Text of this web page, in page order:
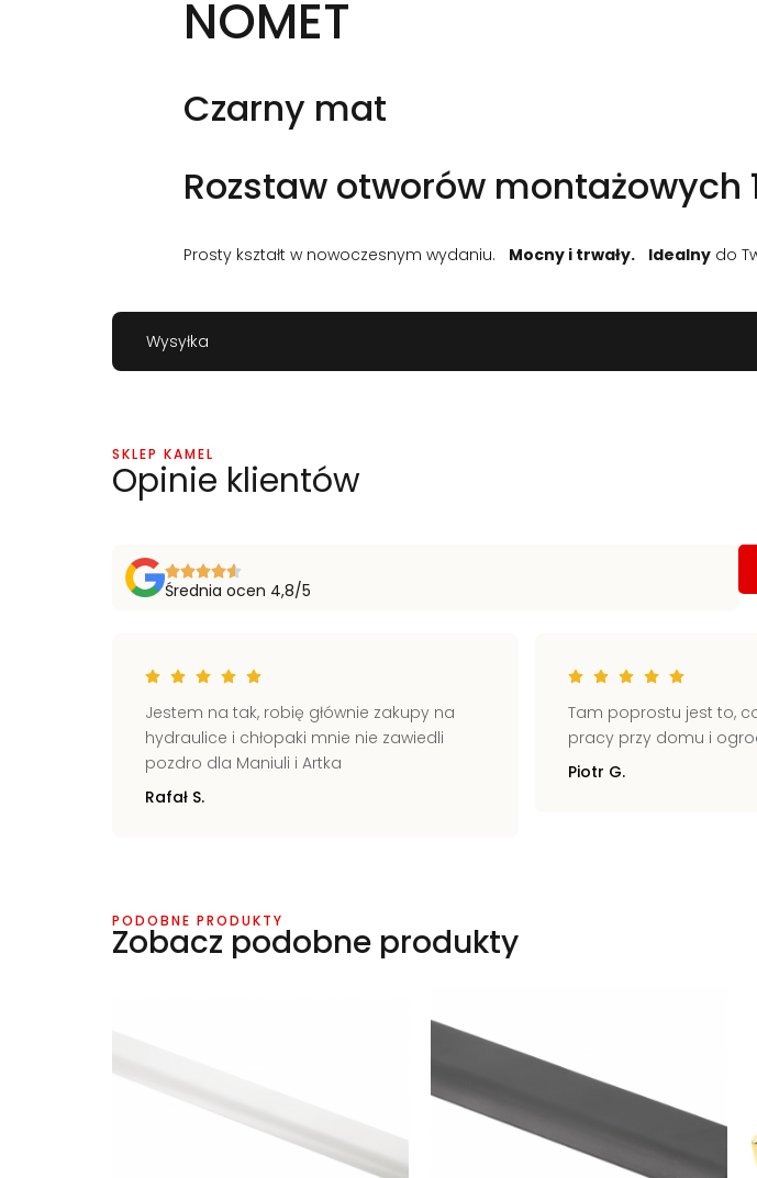
NOMET
Czarny mat
Rozstaw otworów montażowych
Prosty kształt w nowoczesnym wydaniu. Mocny i trwały. Idealny do
Wysyłka
SKLEP KAMEL
Opinie klientów
Średnia ocen 4,8/5
Jestem na tak, robię głównie zakupy na
hydraulice i chłopaki mnie nie zawiedli
pozdro dla Maniuli i Artka
Rafał S.
Tam poprostu jest to,
pracy przy domu i
Piotr G.
PODOBNE PRODUKTY
Zobacz podobne produkty